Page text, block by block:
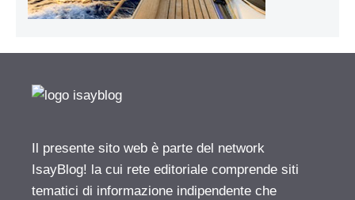
Il presente sito web è parte del network
IsayBlog! la cui rete editoriale comprende siti
tematici di informazione indipendente che